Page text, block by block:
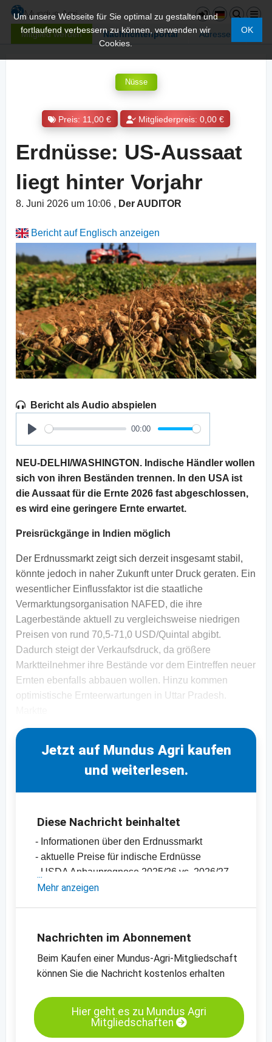
Mitglied werden Nachrichtenportal Adressen
Um unsere Webseite für Sie optimal zu gestalten und
fortlaufend verbessern zu können, verwenden wir
Cookies.
OK
Nüsse
Preis: 11,00 € Mitgliederpreis: 0,00 €
Erdnüsse: US-Aussaat
liegt hinter Vorjahr
8. Juni 2026 um 10:06 , Der AUDITOR
Bericht auf Englisch anzeigen
Bericht als Audio abspielen
Play
00:00
NEU-DELHI/WASHINGTON. Indische Händler wollen
sich von ihren Beständen trennen. In den USA ist
die Aussaat für die Ernte 2026 fast abgeschlossen,
es wird eine geringere Ernte erwartet.
Preisrückgänge in Indien möglich
Der Erdnussmarkt zeigt sich derzeit insgesamt stabil,
könnte jedoch in naher Zukunft unter Druck geraten. Ein
wesentlicher Einflussfaktor ist die staatliche
Vermarktungsorganisation NAFED, die ihre
Lagerbestände aktuell zu vergleichsweise niedrigen
Preisen von rund 70,5-71,0 USD/Quintal abgibt.
Dadurch steigt der Verkaufsdruck, da größere
Marktteilnehmer ihre Bestände vor dem Eintreffen neuer
Ernten ebenfalls abbauen wollen. Hinzu kommen
optimistische Ernteerwartungen in Uttar Pradesh.
Jetzt auf Mundus Agri kaufen
und weiterlesen.
Diese Nachricht beinhaltet
- Informationen über den Erdnussmarkt
- aktuelle Preise für indische Erdnüsse
- USDA Anbauprognose 2025/26 vs. 2026/27
-Preischart Erdnüsse, mit Haut, 40/50, Bold,
Indien
Mehr anzeigen
Nachrichten im Abonnement
Beim Kaufen einer Mundus-Agri-Mitgliedschaft
können Sie die Nachricht kostenlos erhalten
Hier geht es zu Mundus Agri
Mitgliedschaften